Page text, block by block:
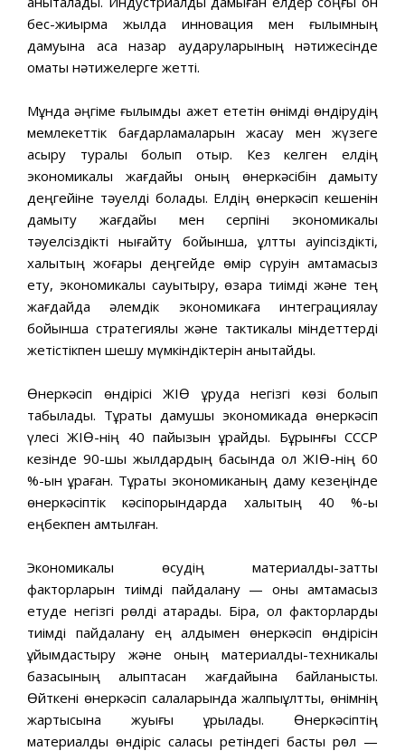
бес-жиырма жылда инновация мен ғылымның
дамуына аса назар аударуларының нəтижесінде
қомақты нəтижелерге жетті.
Мұнда əңгіме ғылымды қажет ететін өнімді өндірудің
мемлекеттік бағдарламаларын жасау мен жүзеге
асыру туралы болып отыр. Кез келген елдің
экономикалық жағдайы оның өнеркəсібін дамыту
деңгейіне тəуелді болады. Елдің өнеркəсіп кешенін
дамыту жағдайы мен серпіні экономикалық
тəуелсіздікті нығайту бойынша, ұлттық қауіпсіздікті,
халықтың жоғары деңгейде өмір сүруін қамтамасыз
ету, экономикалық сауықтыру, өзара тиімді жəне тең
жағдайда əлемдік экономикаға интеграциялау
бойынша стратегиялық жəне тактикалық міндеттерді
жетістікпен шешу мүмкіндіктерін анықтайды.
Өнеркəсіп өндірісі ЖІӨ құруда негізгі көзі болып
табылады. Тұрақты дамушы экономикада өнеркəсіп
үлесі ЖІӨ-нің 40 пайызын құрайды. Бұрынғы СССР
кезінде 90-шы жылдардың басында ол ЖІӨ-нің 60
%-ын құраған. Тұрақты экономиканың даму кезеңінде
өнеркəсіптік кəсіпорындарда халықтың 40 %-ы
еңбекпен қамтылған.
Экономикалық өсудің материалдық-заттық
факторларын тиімді пайдалану — оны қамтамасыз
етуде негізгі рөлді атқарады. Бірақ, ол факторларды
тиімді пайдалану ең алдымен өнеркəсіп өндірісін
ұйымдастыру жəне оның материалдық-техникалық
базасының қалыптасқан жағдайына байланысты.
Өйткені өнеркəсіп салаларында жалпыұлттық, өнімнің
жартысына жуығы құрылады. Өнеркəсіптің
материалдық өндіріс саласы ретіндегі басты рөл —